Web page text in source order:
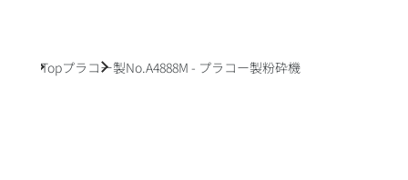
Topプラコー製No.A4888M - プラコー製粉砕機